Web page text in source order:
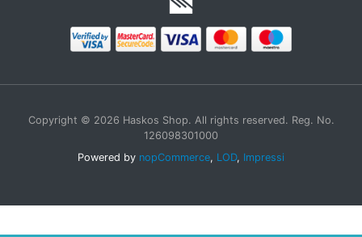
Copyright © 2026 Haskos Shop. All rights reserved. Reg. No.
126098301000
Powered by nopCommerce, LOD, Impressi